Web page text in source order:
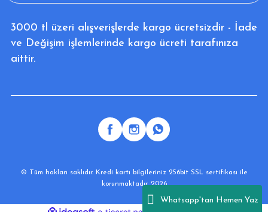
Whatsapp'tan Hemen Yaz
3000 tl üzeri alışverişlerde kargo ücretsizdir - İade
ve Değişim işlemlerinde kargo ücreti tarafınıza
aittir.
© Tüm hakları saklıdır. Kredi kartı bilgileriniz 256bit SSL sertifikası ile
korunmaktadır. 2026